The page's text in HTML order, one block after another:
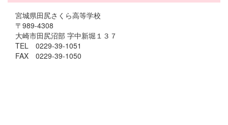
宮城県田尻さくら高等学校
〒989-4308
大崎市田尻沼部 字中新堀１３７
TEL 0229-39-1051
FAX 0229-39-1050